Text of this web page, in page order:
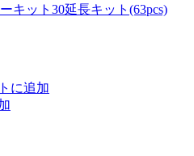
キット30延長キット(63pcs)
に追加